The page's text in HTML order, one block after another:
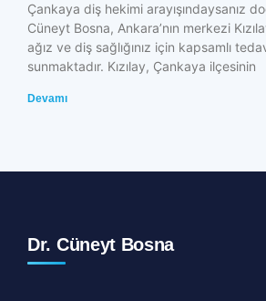
Çankaya diş hekimi arayışındaysanız
Cüneyt Bosna, Ankara’nın merkezi
ağız ve diş sağlığınız için kapsamlı
sunmaktadır. Kızılay, Çankaya ilçesinin
Devamı
Dr. Cüneyt Bosna